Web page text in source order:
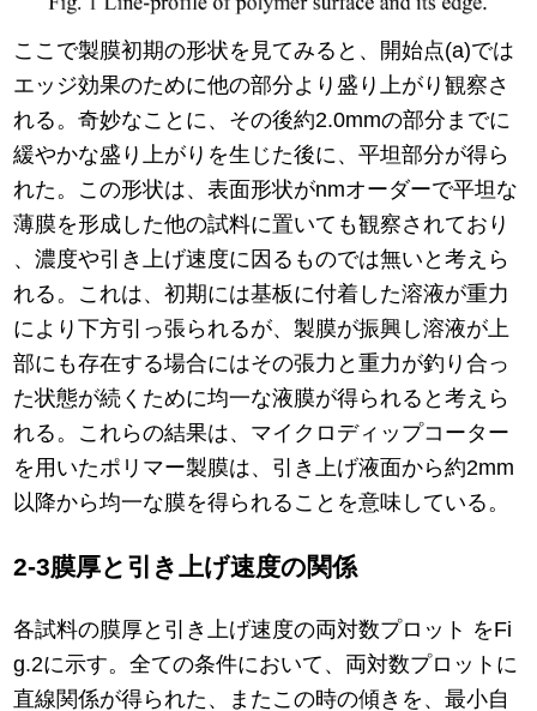
ここで製膜初期の形状を見てみると、開始点(a)では
エッジ効果のために他の部分より盛り上がり観察さ
れる。奇妙なことに、その後約2.0mmの部分までに
緩やかな盛り上がりを生じた後に、平坦部分が得ら
れた。この形状は、表面形状がnmオーダーで平坦な
薄膜を形成した他の試料に置いても観察されており
、濃度や引き上げ速度に因るものでは無いと考えら
れる。これは、初期には基板に付着した溶液が重力
により下方引っ張られるが、製膜が振興し溶液が上
部にも存在する場合にはその張力と重力が釣り合っ
た状態が続くために均一な液膜が得られると考えら
れる。これらの結果は、マイクロディップコーター
を用いたポリマー製膜は、引き上げ液面から約2mm
以降から均一な膜を得られることを意味している。
2-3膜厚と引き上げ速度の関係
各試料の膜厚と引き上げ速度の両対数プロット をFi
g.2に示す。全ての条件において、両対数プロットに
直線関係が得られた、またこの時の傾きを、最小自